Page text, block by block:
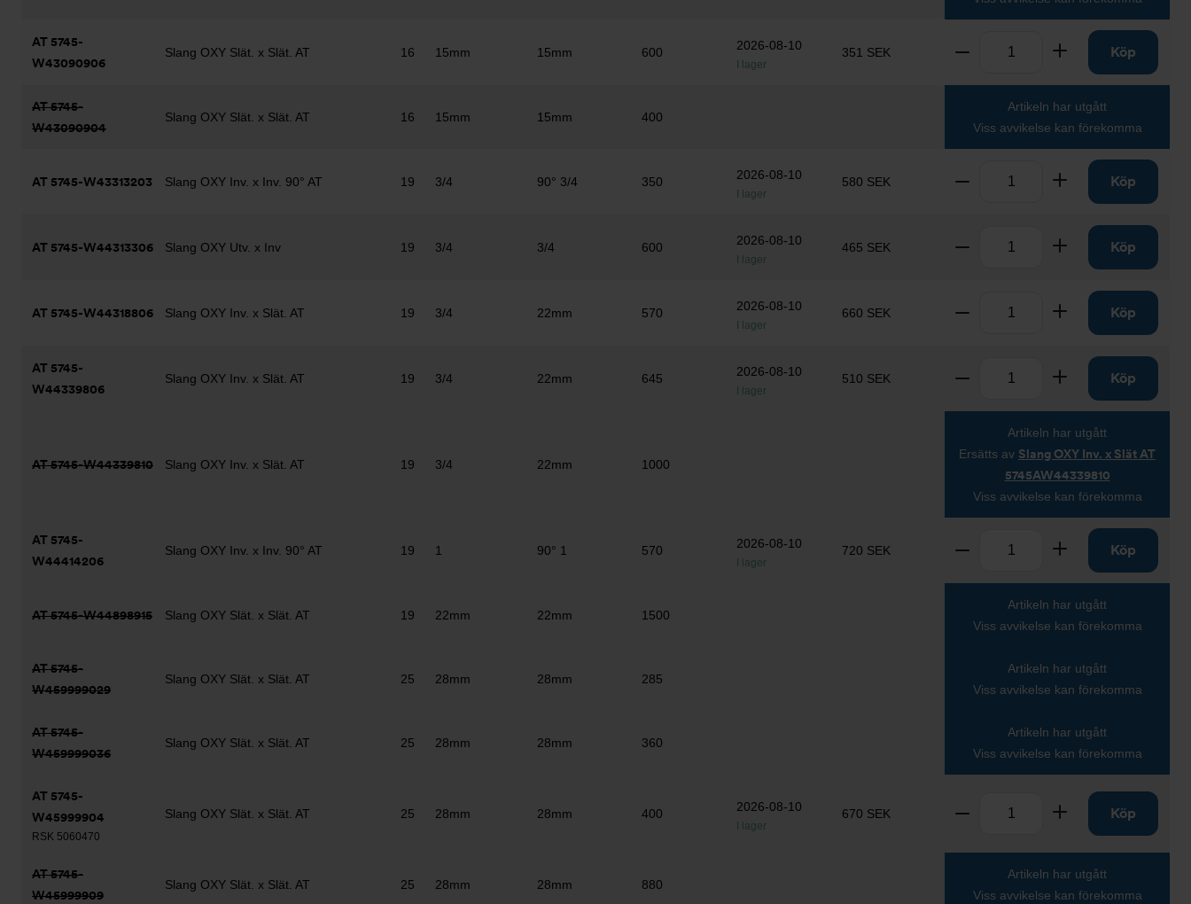
AT 5745-
W43090906
Slang OXY Slät. x Slät. AT 16 15mm 15mm 600 2026-08-10
I lager
351 SEK Ta bort Lägg tillKöp
AT 5745-
W43090904
Slang OXY Slät. x Slät. AT 16 15mm 15mm 400
Artikeln har utgått
Viss avvikelse kan förekomma
AT 5745-W43313203 Slang OXY Inv. x Inv. 90° AT 19 3/4 90° 3/4 350 2026-08-10
I lager
580 SEK Ta bort Lägg tillKöp
AT 5745-W44313306 Slang OXY Utv. x Inv 19 3/4 3/4 600 2026-08-10
I lager
465 SEK Ta bort Lägg tillKöp
AT 5745-W44318806 Slang OXY Inv. x Slät. AT 19 3/4 22mm 570 2026-08-10
I lager
660 SEK Ta bort Lägg tillKöp
AT 5745-
W44339806
Slang OXY Inv. x Slät. AT 19 3/4 22mm 645 2026-08-10
I lager
510 SEK Ta bort Lägg tillKöp
AT 5745-W44339810 Slang OXY Inv. x Slät. AT 19 3/4 22mm 1000
Artikeln har utgått
Ersätts av Slang OXY Inv. x Slät AT
5745AW44339810
Viss avvikelse kan förekomma
AT 5745-
W44414206
Slang OXY Inv. x Inv. 90° AT 19 1 90° 1 570 2026-08-10
I lager
720 SEK Ta bort Lägg tillKöp
AT 5745-W44898915 Slang OXY Slät. x Slät. AT 19 22mm 22mm 1500
Artikeln har utgått
Viss avvikelse kan förekomma
AT 5745-
W459999029
Slang OXY Slät. x Slät. AT 25 28mm 28mm 285
Artikeln har utgått
Viss avvikelse kan förekomma
AT 5745-
W459999036
Slang OXY Slät. x Slät. AT 25 28mm 28mm 360
Artikeln har utgått
Viss avvikelse kan förekomma
AT 5745-
W45999904
RSK 5060470
Slang OXY Slät. x Slät. AT 25 28mm 28mm 400 2026-08-10
I lager
670 SEK Ta bort Lägg tillKöp
AT 5745-
W45999909
Slang OXY Slät. x Slät. AT 25 28mm 28mm 880
Artikeln har utgått
Viss avvikelse kan förekomma